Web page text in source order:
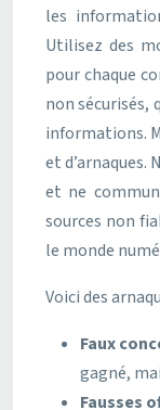
les
Utilisez des
pour chaque
non sécurisés,
informations.
et d’arnaques.
et ne
sources non
le monde
Voici des
Faux
gagné,
Fausses